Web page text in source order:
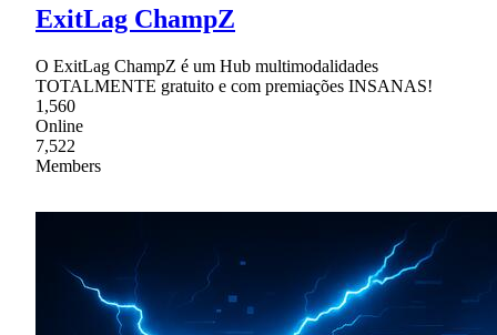
ExitLag ChampZ
O ExitLag ChampZ é um Hub multimodalidades
TOTALMENTE gratuito e com premiações INSANAS!
1,560
Online
7,522
Members